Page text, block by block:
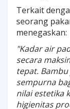
Terkait
seorang
menegaskan:
"Kadar air
secara
tepat.
sempurna
nilai estetika
higienitas